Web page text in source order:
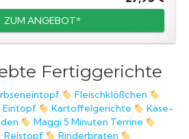
ZUM ANGEBOT*
Fertiggerichte
Fleischklößchen
Eintopf Kartoffelgerichte
Käse-
Maggi 5 Minuten Terrine
Reistopf
Rinderbraten